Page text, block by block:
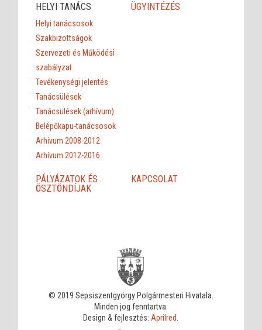
HELYI TANÁCS
Helyi tanácsosok
Szakbizottságok
Szervezeti és Működési
szabályzat
Tevékenységi jelentés
Tanácsülések
Tanácsülések (arhívum)
Belépőkapu-tanácsosok
Arhívum 2008-2012
Arhívum 2012-2016
ÜGYINTÉZÉS
PÁLYÁZATOK ÉS
ÖSZTÖNDÍJAK
KAPCSOLAT
© 2019 Sepsiszentgyörgy Polgármesteri Hivatala.
Minden jog fenntartva.
Design & fejlesztés: Aprilred